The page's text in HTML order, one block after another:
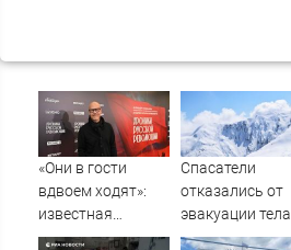
«Они в гости
вдвоем ходят»:
известная
журналистка
Спасатели
отказались от
эвакуации тела
Натальи